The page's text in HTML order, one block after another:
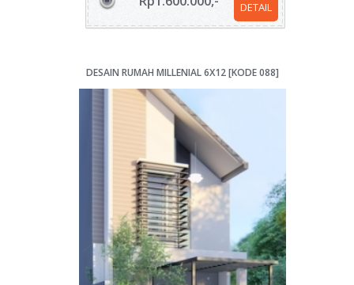
DETAIL
DESAIN RUMAH MILLENIAL 6X12 [KODE 088]